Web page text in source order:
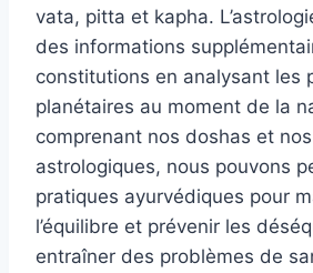
vata, pitta et kapha.
des informations
constitutions en analysant les
planétaires au moment de la
comprenant nos doshas et
astrologiques, nous pouvons
pratiques ayurvédiques pour
l’équilibre et prévenir les
entraîner des problèmes de